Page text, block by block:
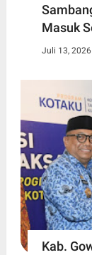
Masuk
Juli 13, 2026
Kab.